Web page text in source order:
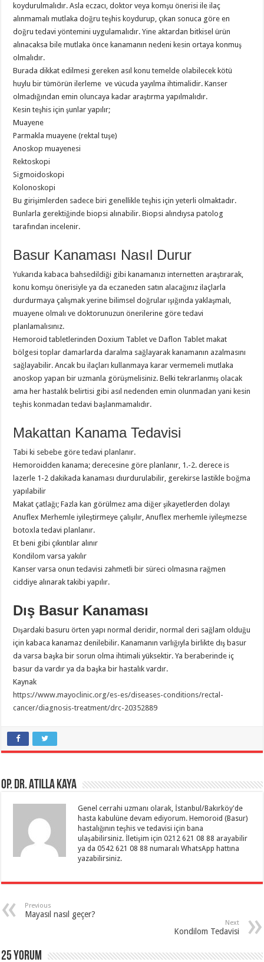
koydurulmalıdır. Asla eczacı, doktor veya komşu önerisi ile ilaç
alınmamalı mutlaka doğru teşhis koydurup, çıkan sonuca göre en
doğru tedavi yöntemini uygulamalıdır. Yine aktardan bitkisel ürün
alınacaksa bile mutlaka önce kanamanın nedeni kesin ortaya konmuş
olmalıdır.
Burada dikkat edilmesi gereken asıl konu temelde olabilecek kötü
huylu bir tümörün ilerleme ve vücuda yayılma ihtimalidir. Kanser
olmadığından emin oluncaya kadar araştırma yapılmalıdır.
Kesin teşhis için şunlar yapılır;
Muayene
Parmakla muayene (rektal tuşe)
Anoskop muayenesi
Rektoskopi
Sigmoidoskopi
Kolonoskopi
Bu girişimlerden sadece biri genellikle teşhis için yeterli olmaktadır.
Bunlarla gerektiğinde biopsi alınabilir. Biopsi alındıysa patolog
tarafından incelenir.
Basur Kanaması Nasıl Durur
Yukarıda kabaca bahsedildiği gibi kanamanızı internetten araştırarak,
konu komşu önerisiyle ya da eczaneden satın alacağınız ilaçlarla
durdurmaya çalışmak yerine bilimsel doğrular ışığında yaklaşmalı,
muayene olmalı ve doktorunuzun önerilerine göre tedavi
planlamalısınız.
Hemoroid tabletlerinden Doxium Tablet ve Daflon Tablet makat
bölgesi toplar damarlarda daralma sağlayarak kanamanın azalmasını
sağlayabilir. Ancak bu ilaçları kullanmaya karar vermemeli mutlaka
anoskop yapan bir uzmanla görüşmelisiniz. Belki tekrarlanmış olacak
ama her hastalık belirtisi gibi asıl nedenden emin olunmadan yani kesin
teşhis konmadan tedavi başlanmamalıdır.
Makattan Kanama Tedavisi
Tabi ki sebebe göre tedavi planlanır.
Hemoroidden kanama; derecesine göre planlanır, 1.-2. derece is
lazerle 1-2 dakikada kanaması dıurdurulabilir, gerekirse lastikle boğma
yapılabilir
Makat çatlağı; Fazla kan görülmez ama diğer şikayetlerden dolayı
Anuflex Merhemle iyileştirmeye çalışılır, Anuflex merhemle iyileşmezse
botoxla tedavi planlanır.
Et beni gibi çıkıntılar alınır
Kondilom varsa yakılır
Kanser varsa onun tedavisi zahmetli bir süreci olmasına rağmen
ciddiye alınarak takibi yapılır.
Dış Basur Kanaması
Dışardaki basuru örten yapı normal deridir, normal deri sağlam olduğu
için kabaca kanamaz denilebilir. Kanamanın varlığıyla birlikte dış basur
da varsa başka bir sorun olma ihtimali yüksektir. Ya beraberinde iç
basur da vardır ya da başka bir hastalık vardır.
Kaynak
https://www.mayoclinic.org/es-es/diseases-conditions/rectal-
cancer/diagnosis-treatment/drc-20352889
Op. Dr. Atilla Kaya
Genel cerrahi uzmanı olarak, İstanbul/Bakırköy'de
hasta kabulüne devam ediyorum. Hemoroid (Basur)
hastalığının teşhis ve tedavisi için bana
ulaşabilirsiniz. İletişim için 0212 621 08 88 arayabilir
ya da 0542 621 08 88 numaralı WhatsApp hattına
yazabilirsiniz.
Previous
Mayasıl nasıl geçer?
Next
Kondilom Tedavisi
25 Yorum